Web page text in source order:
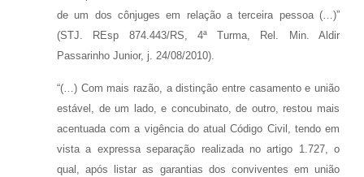
de um dos cônjuges em relação a terceira pessoa (…)”
(STJ. REsp 874.443/RS, 4ª Turma, Rel. Min. Aldir
Passarinho Junior, j. 24/08/2010).
“(…) Com mais razão, a distinção entre casamento e união
estável, de um lado, e concubinato, de outro, restou mais
acentuada com a vigência do atual Código Civil, tendo em
vista a expressa separação realizada no artigo 1.727, o
qual, após listar as garantias dos conviventes em união